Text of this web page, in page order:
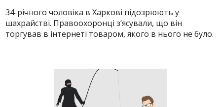
34-річного чоловіка в Харкові підозрюють у
шахрайстві. Правоохоронці з’ясували, що він
торгував в інтернеті товаром, якого в нього не було.